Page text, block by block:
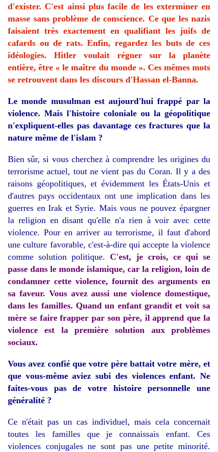
d'exister. C'est ainsi plus facile de les exterminer en
masse sans problème de conscience. Ce que les nazis
faisaient très exactement en qualifiant les juifs de
cafards ou de rats. Enfin, regardez les buts de ces
idéologies. Hitler voulait régner sur la planète
entière, être « le maître du monde ». Ces mêmes mots
se retrouvent dans les discours d'Hassan el-Banna.
Le monde musulman est aujourd'hui frappé par la
violence. Mais l'histoire coloniale ou la géopolitique
n'expliquent-elles pas davantage ces fractures que la
nature même de l'islam ?
Bien sûr, si vous cherchez à comprendre les origines du
terrorisme actuel, tout ne vient pas du Coran. Il y a des
raisons géopolitiques, et évidemment les États-Unis et
d'autres pays occidentaux ont une implication dans les
guerres en Irak et Syrie. Mais vous ne pouvez épargner
la religion en disant qu'elle n'a rien à voir avec cette
violence. Pour en arriver au terrorisme, il faut d'abord
une culture favorable, c'est-à-dire qui accepte la violence
comme solution politique. C'est, je crois, ce qui se
passe dans le monde islamique, car la religion, loin de
condamner cette violence, fournit des arguments en
sa faveur. Vous avez aussi une violence domestique,
dans les familles. Quand un enfant grandit et voit sa
mère se faire frapper par son père, il apprend que la
violence est la première solution aux problèmes
sociaux.
Vous avez confié que votre père battait votre mère, et
que vous-même aviez subi des violences enfant. Ne
faites-vous pas de votre histoire personnelle une
généralité ?
Ce n'était pas un cas individuel, mais cela concernait
toutes les familles que je connaissais enfant. Ces
violences conjugales ne sont pas une petite minorité.